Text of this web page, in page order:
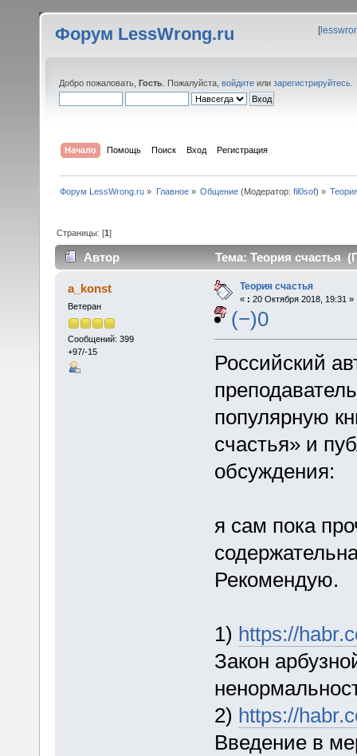
Форум LessWrong.ru [
Добро пожаловать, Гость . Пожалуйста, войдите или зарегистрируйтесь
Начало Помощь Поиск Вход Регистрация
Форум LessWrong.ru » Главное» Общение(Модератор: fil0sof) »
Страницы: [1]
Автор Тема: Теория счастья
a_konst
Ветеран
Сообщений: 399
+97/-15
Теория счастья
« : 20 Октября 2018, 19:31 »
(−)0
Российский
популярную
счастья» и
обсуждения:
я сам пока
Рекомендую.
1) https://
Закон
2) https://
Введение в